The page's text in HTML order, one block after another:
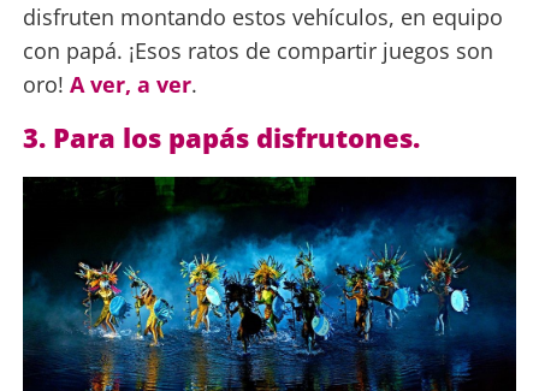
disfruten montando estos vehículos, en equipo
con papá. ¡Esos ratos de compartir juegos son
oro! A ver, a ver.
3. Para los papás disfrutones.